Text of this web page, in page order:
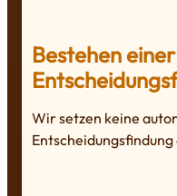
Bestehen
Wir setzen keine